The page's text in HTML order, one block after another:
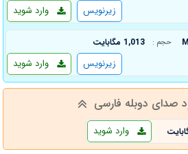
وارد شوید زیرنویس
حجم : 1,013 مگابایت
وارد شوید زیرنویس
صدای دوبله فارسی
وارد شوید